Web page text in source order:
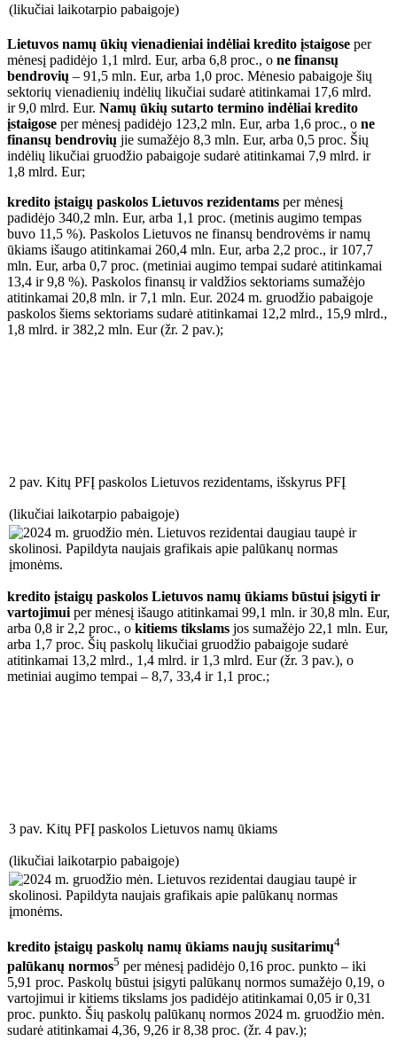
(likučiai laikotarpio pabaigoje)
Lietuvos namų ūkių vienadieniai indėliai kredito įstaigose per
mėnesį padidėjo 1,1 mlrd. Eur, arba 6,8 proc., o ne finansų
bendrovių – 91,5 mln. Eur, arba 1,0 proc. Mėnesio pabaigoje šių
sektorių vienadienių indėlių likučiai sudarė atitinkamai 17,6 mlrd.
ir 9,0 mlrd. Eur. Namų ūkių sutarto termino indėliai kredito
įstaigose per mėnesį padidėjo 123,2 mln. Eur, arba 1,6 proc., o ne
finansų bendrovių jie sumažėjo 8,3 mln. Eur, arba 0,5 proc. Šių
indėlių likučiai gruodžio pabaigoje sudarė atitinkamai 7,9 mlrd. ir
1,8 mlrd. Eur;
kredito įstaigų paskolos Lietuvos rezidentams per mėnesį
padidėjo 340,2 mln. Eur, arba 1,1 proc. (metinis augimo tempas
buvo 11,5 %). Paskolos Lietuvos ne finansų bendrovėms ir namų
ūkiams išaugo atitinkamai 260,4 mln. Eur, arba 2,2 proc., ir 107,7
mln. Eur, arba 0,7 proc. (metiniai augimo tempai sudarė atitinkamai
13,4 ir 9,8 %). Paskolos finansų ir valdžios sektoriams sumažėjo
atitinkamai 20,8 mln. ir 7,1 mln. Eur. 2024 m. gruodžio pabaigoje
paskolos šiems sektoriams sudarė atitinkamai 12,2 mlrd., 15,9 mlrd.,
1,8 mlrd. ir 382,2 mln. Eur (žr. 2 pav.);
2 pav. Kitų PFĮ paskolos Lietuvos rezidentams, išskyrus PFĮ
(likučiai laikotarpio pabaigoje)
kredito įstaigų paskolos Lietuvos namų ūkiams būstui įsigyti ir
vartojimui per mėnesį išaugo atitinkamai 99,1 mln. ir 30,8 mln. Eur,
arba 0,8 ir 2,2 proc., o kitiems tikslams jos sumažėjo 22,1 mln. Eur,
arba 1,7 proc. Šių paskolų likučiai gruodžio pabaigoje sudarė
atitinkamai 13,2 mlrd., 1,4 mlrd. ir 1,3 mlrd. Eur (žr. 3 pav.), o
metiniai augimo tempai – 8,7, 33,4 ir 1,1 proc.;
3 pav. Kitų PFĮ paskolos Lietuvos namų ūkiams
(likučiai laikotarpio pabaigoje)
kredito įstaigų paskolų namų ūkiams naujų susitarimų4
palūkanų normos5 per mėnesį padidėjo 0,16 proc. punkto – iki
5,91 proc. Paskolų būstui įsigyti palūkanų normos sumažėjo 0,19, o
vartojimui ir kitiems tikslams jos padidėjo atitinkamai 0,05 ir 0,31
proc. punkto. Šių paskolų palūkanų normos 2024 m. gruodžio mėn.
sudarė atitinkamai 4,36, 9,26 ir 8,38 proc. (žr. 4 pav.);